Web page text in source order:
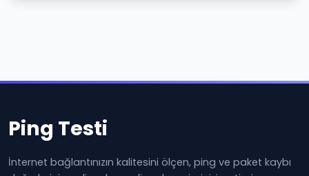
Ping Testi
İnternet bağlantınızın kalitesini ölçen, ping ve paket kaybı